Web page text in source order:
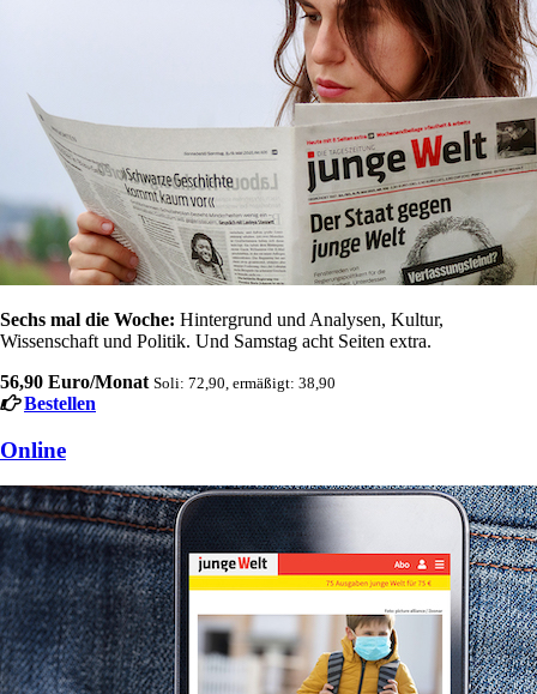
Sechs mal die Woche: Hintergrund und Analysen, Kultur,
Wissenschaft und Politik. Und Samstag acht Seiten extra.
56,90 Euro/Monat Soli: 72,90, ermäßigt: 38,90
Bestellen
Online